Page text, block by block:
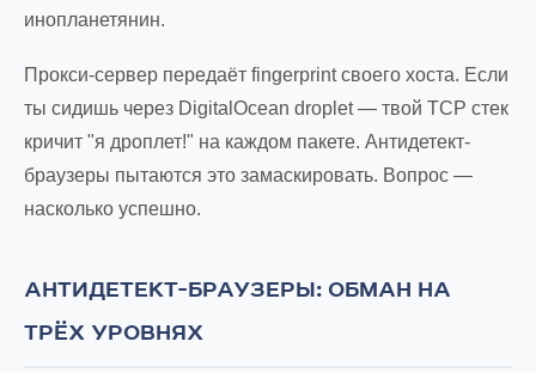
инопланетянин.
Прокси-сервер передаёт fingerprint своего хоста. Если
ты сидишь через DigitalOcean droplet — твой TCP стек
кричит "я дроплет!" на каждом пакете. Антидетект-
браузеры пытаются это замаскировать. Вопрос —
насколько успешно.
АНТИДЕТЕКТ-БРАУЗЕРЫ: ОБМАН НА
ТРЁХ УРОВНЯХ